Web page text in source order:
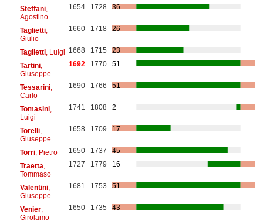
Steffani,
Agostino
1654 1728 36
Taglietti,
Giulio
1660 1718 26
Taglietti, Luigi 1668 1715
23
Tartini,
Giuseppe
1692 1770 51
Tessarini,
Carlo
1690 1766 51
Tomasini,
Luigi
1741 1808 2
Torelli,
Giuseppe
1658 1709 17
Torri, Pietro 1650 1737
45
Traetta
Tommaso
1727 1779 16
Valentini,
Giuseppe
1681 1753 51
Venier,
Girolamo
1650 1735 43